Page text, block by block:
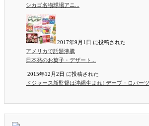
シカゴ名物球場アニ...
2017年9月1日 に投稿された
アメリカで話題沸騰
日本発のお菓子・デザート...
2015年12月2日 に投稿された
ドジャース新監督は沖縄生まれ! デーブ・ロバー